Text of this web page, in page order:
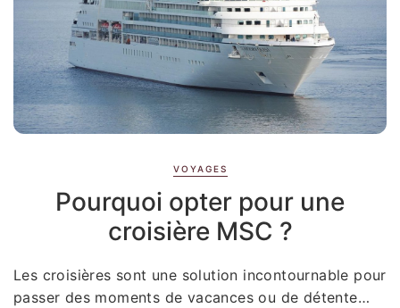
VOYAGES
Pourquoi opter pour une
croisière MSC ?
Les croisières sont une solution incontournable pour
passer des moments de vacances ou de détente…